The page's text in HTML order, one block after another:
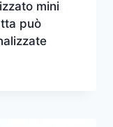
mini
può